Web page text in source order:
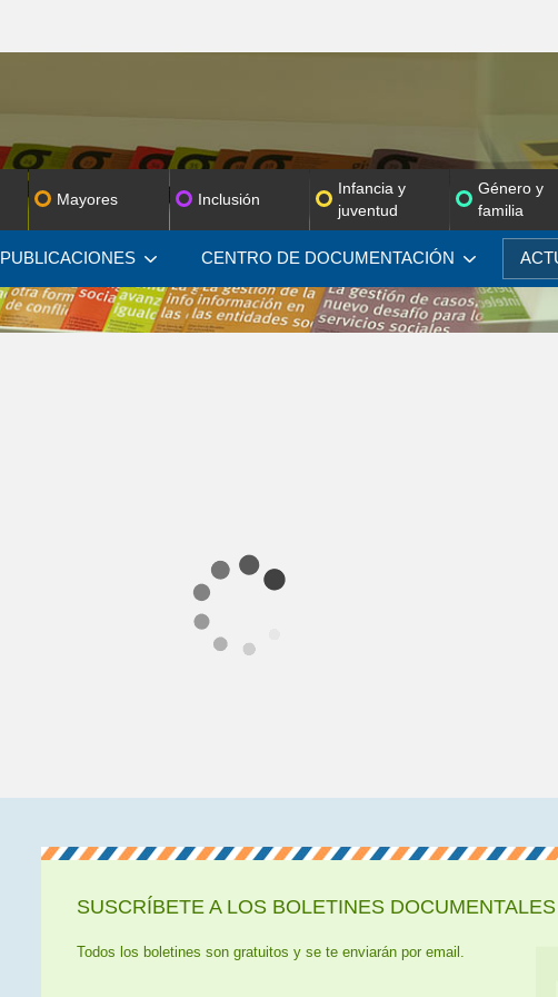
PUBLICACIONES CENTRO DE DOCUMENTACIÓN
Mayores Inclusión
Infancia y
juventud
Género y
familia
SUSCRÍBETE A LOS BOLETINES
Todos los boletines son gratuitos y se te enviarán por email.